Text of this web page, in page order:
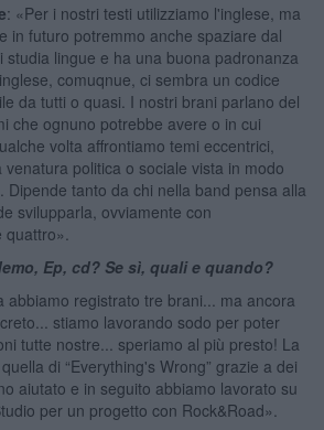
: «Per i nostri testi utilizziamo l'inglese, ma
in futuro potremmo anche spaziare dal
studia lingue e ha una buona padronanza
comuqnue, ci sembra un codice
da tutti o quasi. I nostri brani parlano del
che ognuno potrebbe avere o in cui
volta affrontiamo temi eccentrici,
politica o sociale vista in modo
Dipende tanto da chi nella band pensa alla
svilupparla, ovviamente con
Ep, cd? Se sì, quali e quando?
abbiamo registrato tre brani... ma ancora
stiamo lavorando sodo per poter
tutte nostre... speriamo al più presto! La
di “Everything's Wrong” grazie a dei
aiutato e in seguito abbiamo lavorato su
per un progetto con Rock&Road».